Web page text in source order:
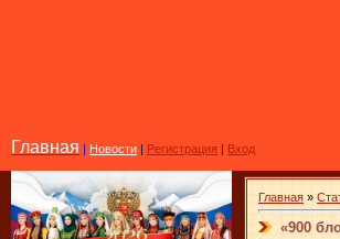
Главная | Новости | Регистрация | Вход
Главная »
«900